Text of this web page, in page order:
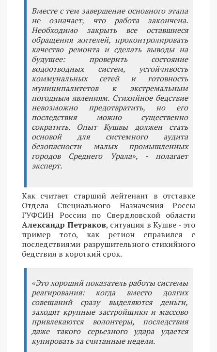
Вместе с тем завершение основного этапа
не означает, что работа закончена.
Необходимо закрыть все оставшиеся
обращения жителей, проконтролировать
качество ремонта и сделать выводы на
будущее: проверить состояние
водоотводных систем, устойчивость
коммунальных сетей и готовность
муниципалитетов к экстремальным
погодным явлениям. Стихийное бедствие
невозможно предотвратить, но его
последствия можно существенно
сократить. Опыт Кушвы должен стать
основой для системного аудита
безопасности малых промышленных
городов Среднего Урала», - полагает
эксперт.
Как считает старший лейтенант в отставке
Отдела Специального Назначения Россы
ГУФСИН России по Свердловской области
Александр Петраков, ситуация в Кушве - это
пример того, как регион справился с
последствиями разрушительного стихийного
бедствия в короткий срок.
«Это хороший показатель работы системы
реагирования: когда вместо долгих
совещаний сразу выделяются деньги,
заходят крупные застройщики и массово
привлекаются волонтеры, последствия
даже такого серьезного удара удается
купировать за считанные недели.